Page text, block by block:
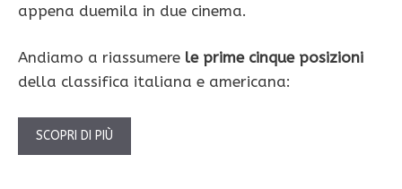
appena duemila in due cinema.
Andiamo a riassumere le prime cinque posizioni
della classifica italiana e americana:
SCOPRI DI PIÙ